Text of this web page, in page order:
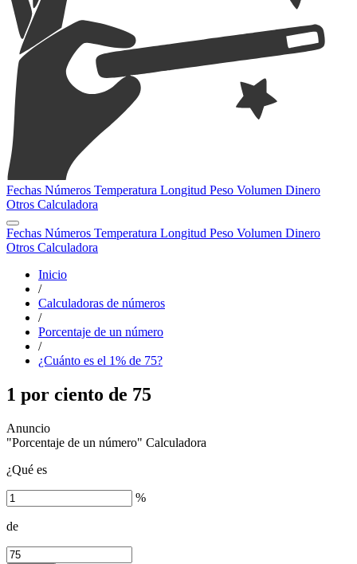
Fechas Números Temperatura Longitud Peso Volumen Dinero
Otros Calculadora
Fechas Números Temperatura Longitud Peso Volumen Dinero
Otros Calculadora
Inicio
/
Calculadoras de números
/
Porcentaje de un número
/
¿Cuánto es el 1% de 75?
1 por ciento de 75
"Porcentaje de un número" Calculadora
¿Qué es
%
de